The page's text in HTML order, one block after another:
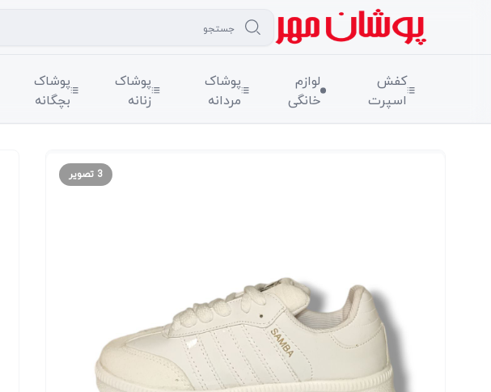
کفش
اسپرت
لوازم
خانگی
پوشاک
مردانه
پوشاک
زنانه
پوشاک
بچگانه
3 تصویر